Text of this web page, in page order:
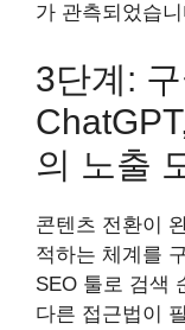
가 관측되었습
3단계:
의 노출
콘텐츠 전환이
적하는 체계를
SEO 툴로 검색
다른 접근법이